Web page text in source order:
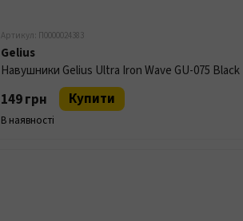
Артикул: П0000024383
Gelius
Навушники Gelius Ultra Iron Wave GU-075 Black
149 грн Купити
В наявності